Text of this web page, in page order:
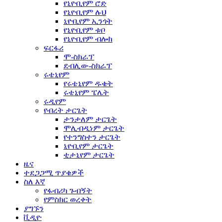
የኒዮቢየም ሮድ
የኒዮቢየም ሉህ
ኒዮቢየም ኢንጎት
የኒዮቢየም ቱቦ
የኒዮቢየም ብሎክ
ፍርፋሪ
ሞ-ስክራፕ
ደብሊው-ስክራፕ
ሩቴኒየም
የሩቴኒየም ዱቄት
ሩቴኒየም ፔሌት
ሩዲየም
የብረት ታርጌት
ታንታለም ታርጌት
ሞሊብዲነም ታርጌት
የተንግስተን ታርጌት
ኒዮቢየም ታርጌት
ቲታኒየም ታርጌት
ዜና
ተደጋጋሚ ጥያቄዎች
ስለ እኛ
የፋብሪካ ጉብኝት
የምስክር ወረቀት
ያግኙን
ቪዲዮ